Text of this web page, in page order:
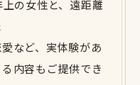
の女性と、遠距離
など、実体験があ
内容もご提供でき